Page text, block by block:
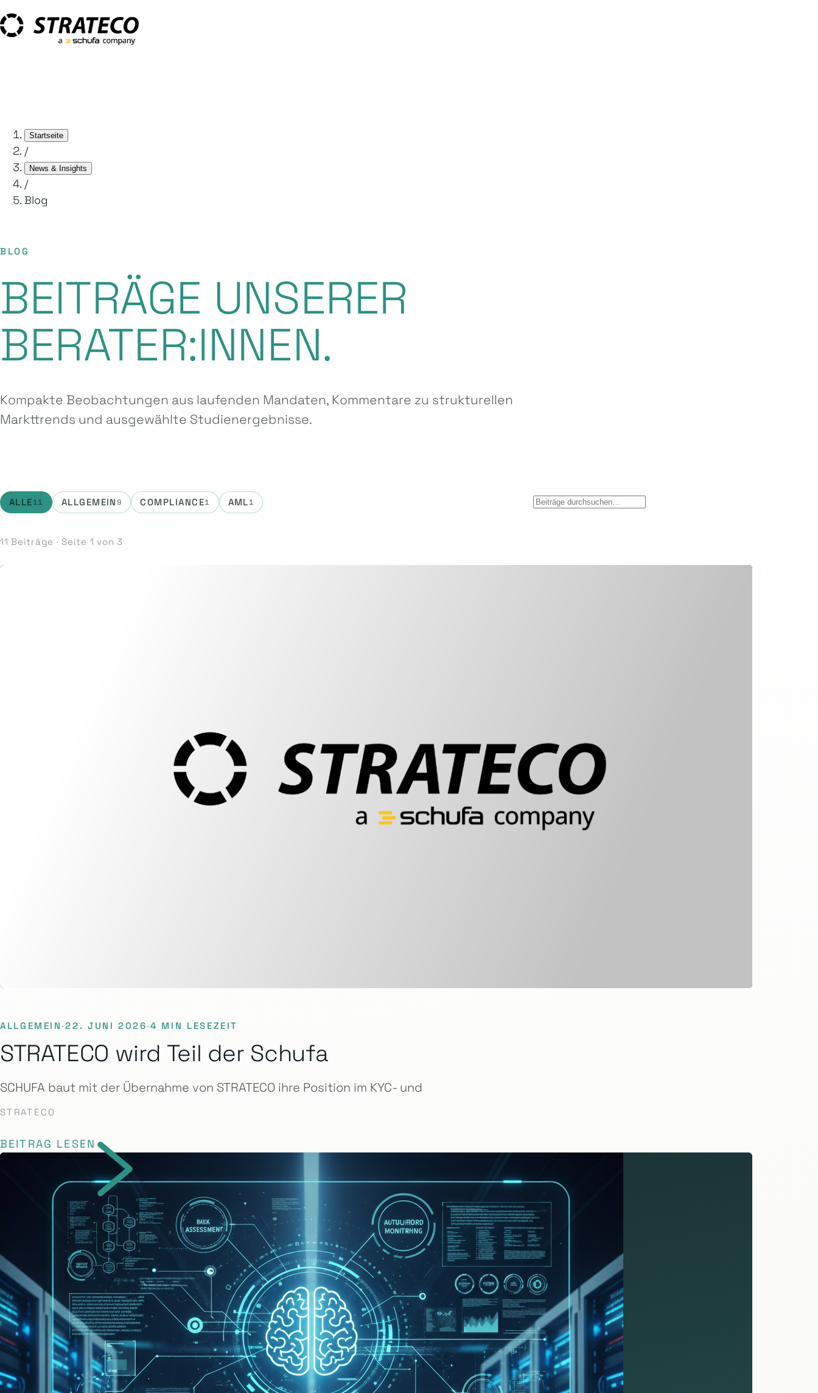
Startseite
/
News & Insights
/
Blog
BLOG
BEITRÄGE UNSERER
BERATER:INNEN.
Kompakte Beobachtungen aus laufenden Mandaten, Kommentare zu strukturellen
Markttrends und ausgewählte Studien­ergebnisse.
ALLE11 ALLGEMEIN9 COMPLIANCE1 AML1
11 Beiträge · Seite 1 von 3
ALLGEMEIN ·22. JUNI 2026·4 MIN LESEZEIT
STRATECO wird Teil der Schufa
SCHUFA baut mit der Übernahme von STRATECO ihre Position im KYC- und
STRATECO
BEITRAG LESEN